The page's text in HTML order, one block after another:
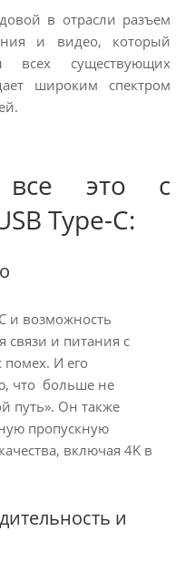
в отрасли разъем
и видео, который
всех существующих
широким спектром
все это с
Type-C:
и возможность
связи и питания с
И его
что больше не
путь». Он также
пропускную
включая 4K в
и